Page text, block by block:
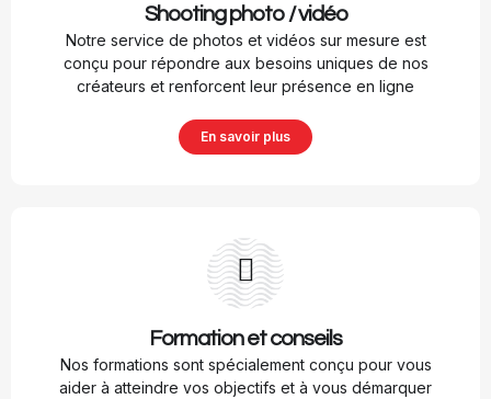
Shooting photo / vidéo
Notre service de photos et vidéos sur mesure est
conçu pour répondre aux besoins uniques de nos
créateurs et renforcent leur présence en ligne
En savoir plus
Formation et conseils
Nos formations sont spécialement conçu pour vous
aider à atteindre vos objectifs et à vous démarquer